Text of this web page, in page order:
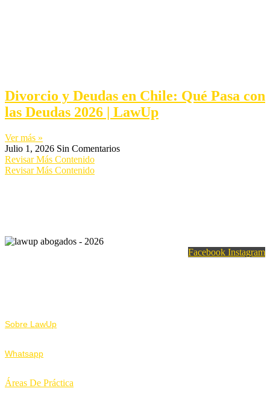
Divorcio y Deudas en Chile: Qué Pasa con
las Deudas 2026 | LawUp
Ver más »
Julio 1, 2026 Sin Comentarios
Revisar Más Contenido
Revisar Más Contenido
Facebook Instagram
Sobre LawUp
Whatsapp
Áreas De Práctica